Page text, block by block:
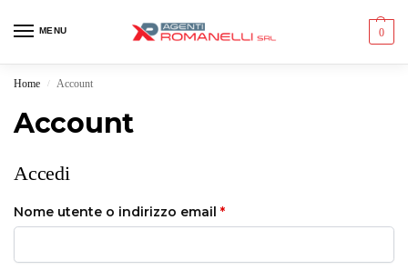
MENU 0
Home / Account
Account
Accedi
Nome utente o indirizzo email *